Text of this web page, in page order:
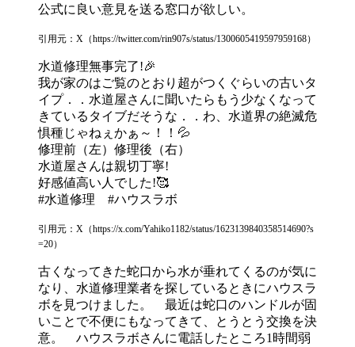
公式に良い意見を送る窓口が欲しい。
引用元：X（https://twitter.com/rin907s/status/1300605419597959168）
水道修理無事完了!🎉
我が家のはご覧のとおり超がつくぐらいの古いタ
イプ．．水道屋さんに聞いたらもう少なくなって
きているタイブだそうな．．わ、水道界の絶滅危
惧種じゃねぇかぁ～！！💦
修理前（左）修理後（右）
水道屋さんは親切丁寧!
好感値高い人でした!🥰
#水道修理 #ハウスラボ
引用元：X（https://x.com/Yahiko1182/status/1623139840358514690?s
=20）
古くなってきた蛇口から水が垂れてくるのが気に
なり、水道修理業者を探しているときにハウスラ
ボを見つけました。 最近は蛇口のハンドルが固
いことで不便にもなってきて、とうとう交換を決
意。 ハウスラボさんに電話したところ1時間弱